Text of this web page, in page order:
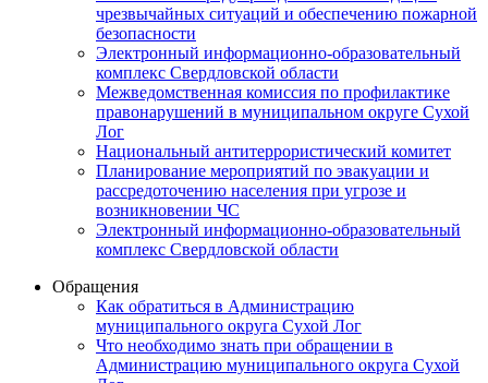
чрезвычайных ситуаций и обеспечению пожарной
безопасности
Электронный информационно-образовательный
комплекс Cвердловской области
Межведомственная комиссия по профилактике
правонарушений в муниципальном округе Сухой
Лог
Национальный антитеррористический комитет
Планирование мероприятий по эвакуации и
рассредоточению населения при угрозе и
возникновении ЧС
Электронный информационно-образовательный
комплекс Свердловской области
Обращения
Как обратиться в Администрацию
муниципального округа Сухой Лог
Что необходимо знать при обращении в
Администрацию муниципального округа Сухой